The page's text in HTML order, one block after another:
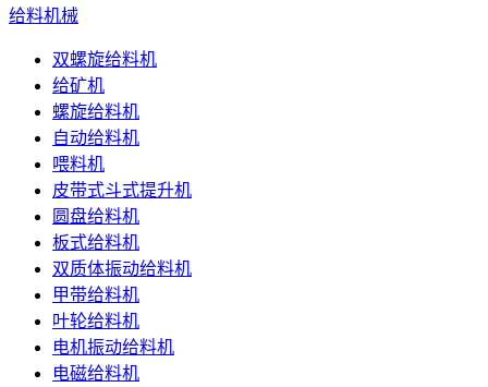
给料机械
双螺旋给料机
给矿机
螺旋给料机
自动给料机
喂料机
皮带式斗式提升机
圆盘给料机
板式给料机
双质体振动给料机
甲带给料机
叶轮给料机
电机振动给料机
电磁给料机